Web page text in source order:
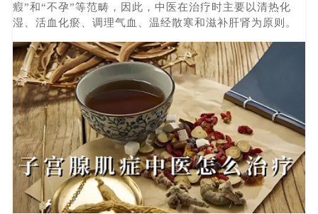
瘕”和“不孕”等范畴，因此，中医在治疗时主要以清热化
湿、活血化瘀、调理气血、温经散寒和滋补肝肾为原则。